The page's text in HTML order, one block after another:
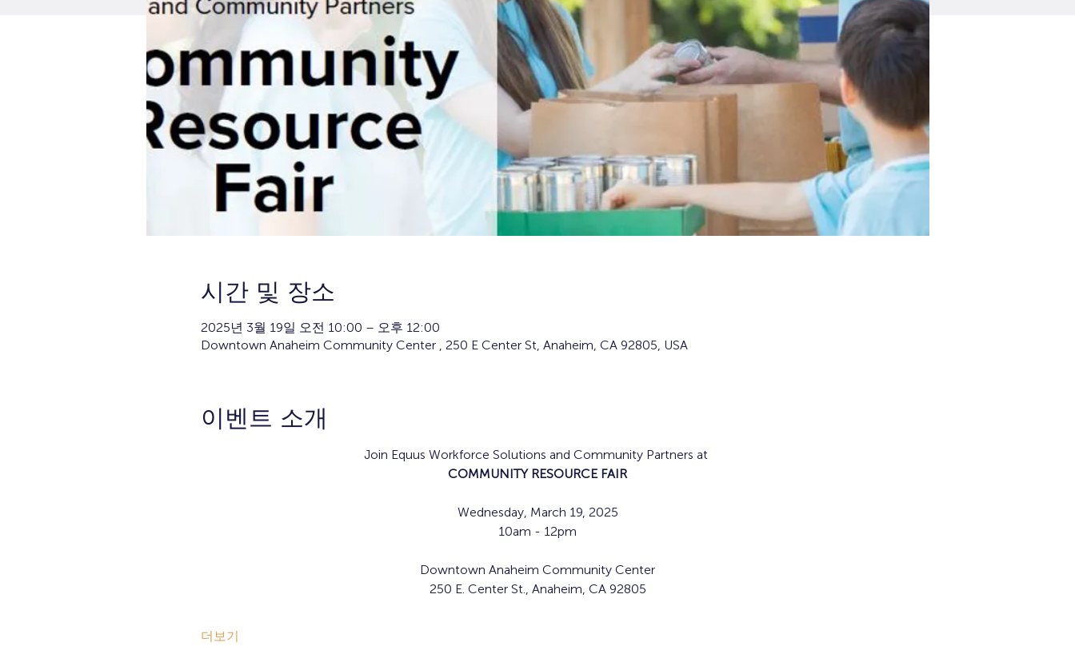
시간 및 장소
2025년 3월 19일 오전 10:00 – 오후 12:00
Downtown Anaheim Community Center , 250 E Center St, Anaheim, CA 92805, USA
이벤트 소개
Join Equus Workforce Solutions and Community Partners at
COMMUNITY RESOURCE FAIR
Wednesday, March 19, 2025
10am - 12pm
Downtown Anaheim Community Center
250 E. Center St., Anaheim, CA 92805
더보기